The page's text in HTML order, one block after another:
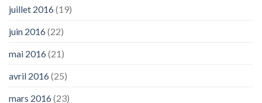
juillet 2016(19)
juin 2016(22)
mai 2016(21)
avril 2016(25)
mars 2016(23)